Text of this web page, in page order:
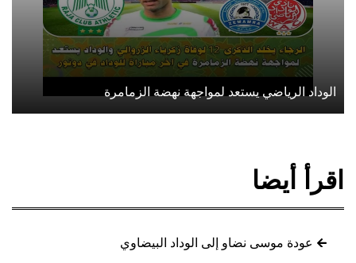
الوداد الرياضي يستعد لمواجهة نهضة الزمامرة
اقرأ أيضا
عودة موسى نضاو إلى الوداد البيضاوي